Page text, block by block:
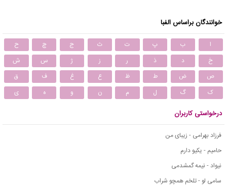
خوانندگان براساس الفبا
ا ب پ ت ث ج چ
ح
خ
د ذ ر ز ژ س
ش
ص
ض ط ظ ع غ ف
ق
ک
گ ل م ن و ه ی
درخواستی کاربران
فرزاد بهرامی - زیبای من
حامیم - یکیو دارم
نیواد - نیمه گمشدمی
سامی لو - تلخم همچو شراب